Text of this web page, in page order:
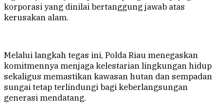
korporasi yang dinilai bertanggung jawab atas
kerusakan alam.
Melalui langkah tegas ini, Polda Riau menegaskan
komitmennya menjaga kelestarian lingkungan hidup
sekaligus memastikan kawasan hutan dan sempadan
sungai tetap terlindungi bagi keberlangsungan
generasi mendatang.